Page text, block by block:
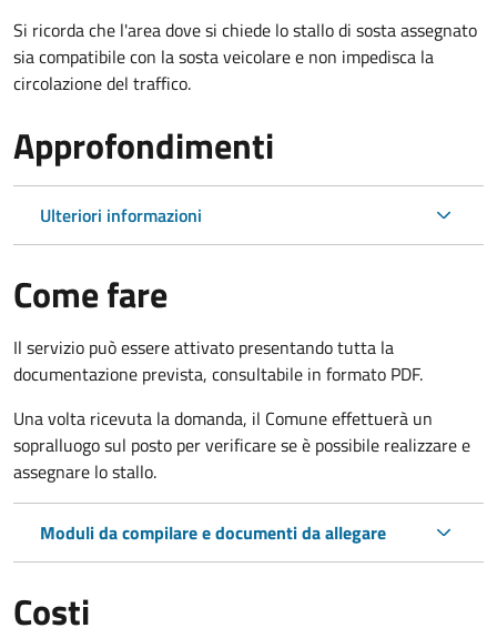
Si ricorda che l'area dove si chiede lo stallo di sosta assegnato
sia compatibile con la sosta veicolare e non impedisca la
circolazione del traffico.
Approfondimenti
Ulteriori informazioni
Come fare
Il servizio può essere attivato presentando tutta la
documentazione prevista, consultabile in formato PDF.
Una volta ricevuta la domanda, il Comune effettuerà un
sopralluogo sul posto per verificare se è possibile realizzare e
assegnare lo stallo.
Moduli da compilare e documenti da allegare
Costi